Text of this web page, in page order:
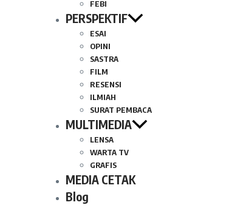
FEBI
PERSPEKTIF
ESAI
OPINI
SASTRA
FILM
RESENSI
ILMIAH
SURAT PEMBACA
MULTIMEDIA
LENSA
WARTA TV
GRAFIS
MEDIA CETAK
Blog